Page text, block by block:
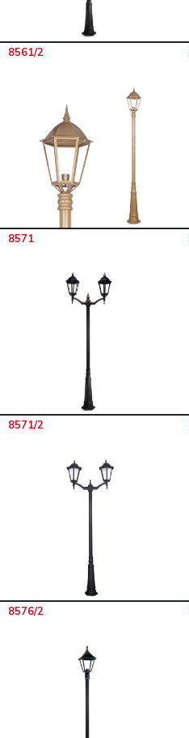
8561/2
8571
8571/2
8576/2